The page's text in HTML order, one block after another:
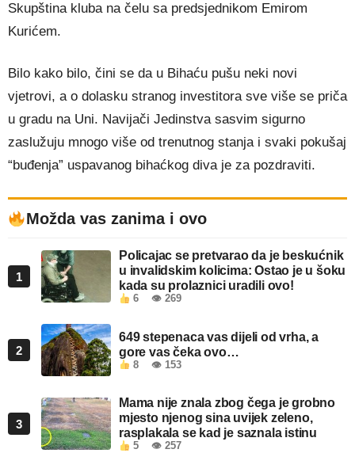
Skupština kluba na čelu sa predsjednikom Emirom
Kurićem.
Bilo kako bilo, čini se da u Bihaću pušu neki novi
vjetrovi, a o dolasku stranog investitora sve više se priča
u gradu na Uni. Navijači Jedinstva sasvim sigurno
zaslužuju mnogo više od trenutnog stanja i svaki pokušaj
“buđenja” uspavanog bihaćkog diva je za pozdraviti.
Možda vas zanima i ovo
1
Policajac se pretvarao da je beskućnik
u invalidskim kolicima: Ostao je u šoku
kada su prolaznici uradili ovo!
6 👁 269
2
649 stepenaca vas dijeli od vrha, a
gore vas čeka ovo…
8 👁 153
3
Mama nije znala zbog čega je grobno
mjesto njenog sina uvijek zeleno,
rasplakala se kad je saznala istinu
5 👁 257